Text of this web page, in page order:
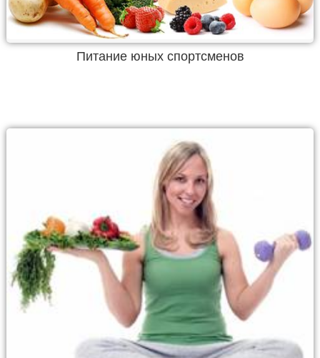
Питание юных спортсменов